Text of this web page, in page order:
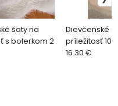
šaty na
s bolerkom 2
Dievčenské
príležitosť 10
16.30 €